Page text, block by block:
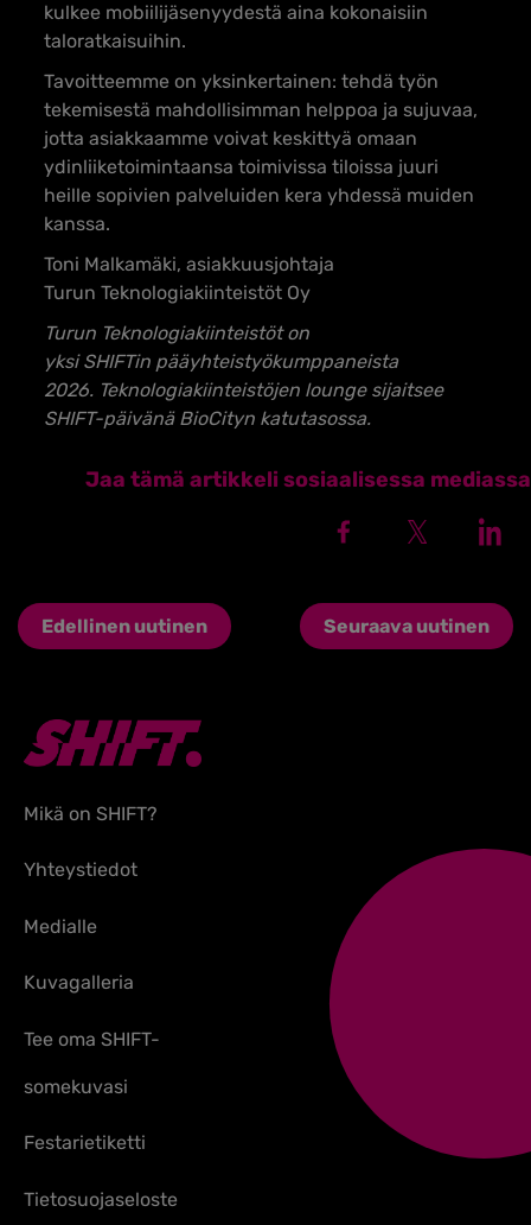
kulkee mobiilijäsenyydestä aina kokonaisiin
taloratkaisuihin.
Tavoitteemme on yksinkertainen: tehdä työn
tekemisestä mahdollisimman helppoa ja sujuvaa,
jotta asiakkaamme voivat keskittyä omaan
ydinliiketoimintaansa toimivissa tiloissa juuri
heille sopivien palveluiden kera yhdessä muiden
kanssa.
Toni Malkamäki, asiakkuusjohtaja
Turun Teknologiakiinteistöt Oy
Turun Teknologiakiinteistöt on
yksiSHIFTin pääyhteistyökumppaneista
2026. Teknologiakiinteistöjen loungesijaitsee
SHIFT-päivänä BioCityn katutasossa.
Jaa tämä artikkeli sosiaalisessa mediassa
Edellinen uutinen Seuraava uutinen
Mikä on SHIFT?
Yhteystiedot
Medialle
Kuvagalleria
Tee oma SHIFT-
somekuvasi
Festarietiketti
Tietosuojaseloste